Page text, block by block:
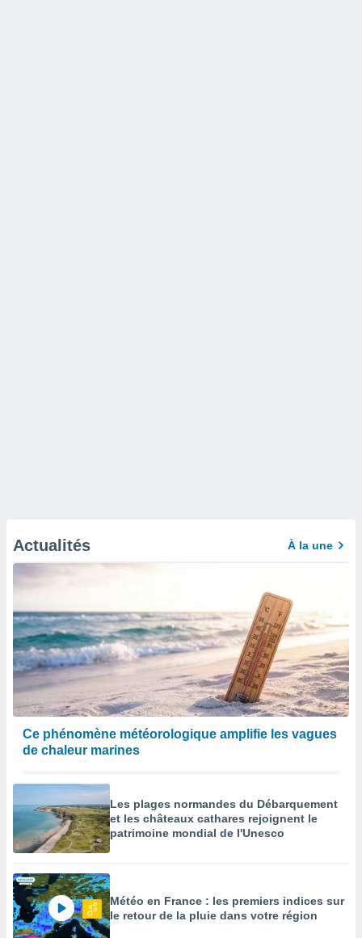
Actualités À la une
Ce phénomène météorologique amplifie les vagues
de chaleur marines
Les plages normandes du Débarquement
et les châteaux cathares rejoignent le
patrimoine mondial de l'Unesco
Météo en France : les premiers indices sur
le retour de la pluie dans votre région